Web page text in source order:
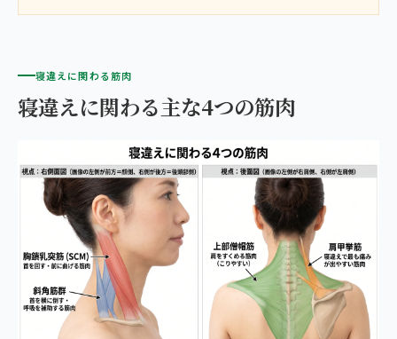
寝違えに関わる筋肉
寝違えに関わる主な4つの筋肉